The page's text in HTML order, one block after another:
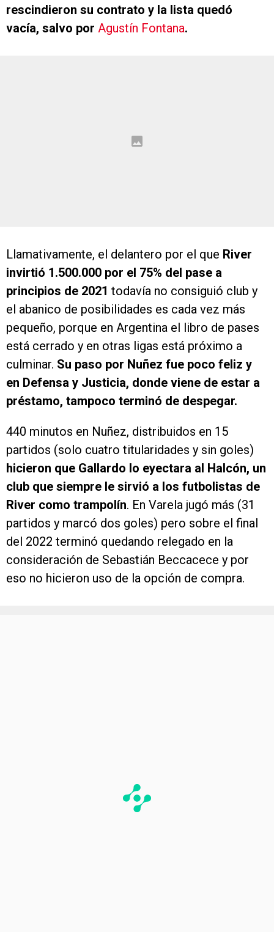
rescindieron su contrato y la lista quedó
vacía, salvo por Agustín Fontana.
Llamativamente, el delantero por el que River
invirtió 1.500.000 por el 75% del pase a
principios de 2021 todavía no consiguió club y
el abanico de posibilidades es cada vez más
pequeño, porque en Argentina el libro de pases
está cerrado y en otras ligas está próximo a
culminar. Su paso por Nuñez fue poco feliz y
en Defensa y Justicia, donde viene de estar a
préstamo, tampoco terminó de despegar.
440 minutos en Nuñez, distribuidos en 15
partidos (solo cuatro titularidades y sin goles)
hicieron que Gallardo lo eyectara al Halcón, un
club que siempre le sirvió a los futbolistas de
River como trampolín. En Varela jugó más (31
partidos y marcó dos goles) pero sobre el final
del 2022 terminó quedando relegado en la
consideración de Sebastián Beccacece y por
eso no hicieron uso de la opción de compra.